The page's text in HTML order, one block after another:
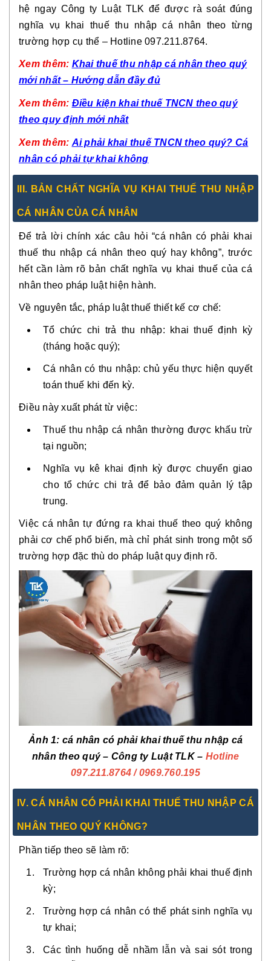
hệ ngay Công ty Luật TLK để được rà soát đúng
nghĩa vụ khai thuế thu nhập cá nhân theo từng
trường hợp cụ thể – Hotline 097.211.8764.
Xem thêm: Khai thuế thu nhập cá nhân theo quý
mới nhất – Hướng dẫn đầy đủ
Xem thêm: Điều kiện khai thuế TNCN theo quý
theo quy định mới nhất
Xem thêm: Ai phải khai thuế TNCN theo quý? Cá
nhân có phải tự khai không
III. BẢN CHẤT NGHĨA VỤ KHAI THUẾ THU NHẬP
CÁ NHÂN CỦA CÁ NHÂN
Để trả lời chính xác câu hỏi “cá nhân có phải khai
thuế thu nhập cá nhân theo quý hay không”, trước
hết cần làm rõ bản chất nghĩa vụ khai thuế của cá
nhân theo pháp luật hiện hành.
Về nguyên tắc, pháp luật thuế thiết kế cơ chế:
Tổ chức chi trả thu nhập: khai thuế định kỳ
(tháng hoặc quý);
Cá nhân có thu nhập: chủ yếu thực hiện quyết
toán thuế khi đến kỳ.
Điều này xuất phát từ việc:
Thuế thu nhập cá nhân thường được khấu trừ
tại nguồn;
Nghĩa vụ kê khai định kỳ được chuyển giao
cho tổ chức chi trả để bảo đảm quản lý tập
trung.
Việc cá nhân tự đứng ra khai thuế theo quý không
phải cơ chế phổ biến, mà chỉ phát sinh trong một số
trường hợp đặc thù do pháp luật quy định rõ.
Ảnh 1: cá nhân có phải khai thuế thu nhập cá
nhân theo quý – Công ty Luật TLK – Hotline
097.211.8764/ 0969.760.195
IV. CÁ NHÂN CÓ PHẢI KHAI THUẾ THU NHẬP CÁ
NHÂN THEO QUÝ KHÔNG?
Phần tiếp theo sẽ làm rõ:
Trường hợp cá nhân không phải khai thuế định
kỳ;
Trường hợp cá nhân có thể phát sinh nghĩa vụ
tự khai;
Các tình huống dễ nhầm lẫn và sai sót trong